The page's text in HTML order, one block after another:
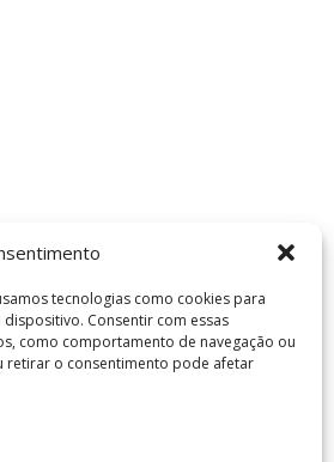
tecnologias como cookies para
Consentir com essas
como comportamento de navegação ou
retirar o consentimento pode afetar